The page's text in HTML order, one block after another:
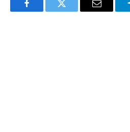
FacebookTwitter Email